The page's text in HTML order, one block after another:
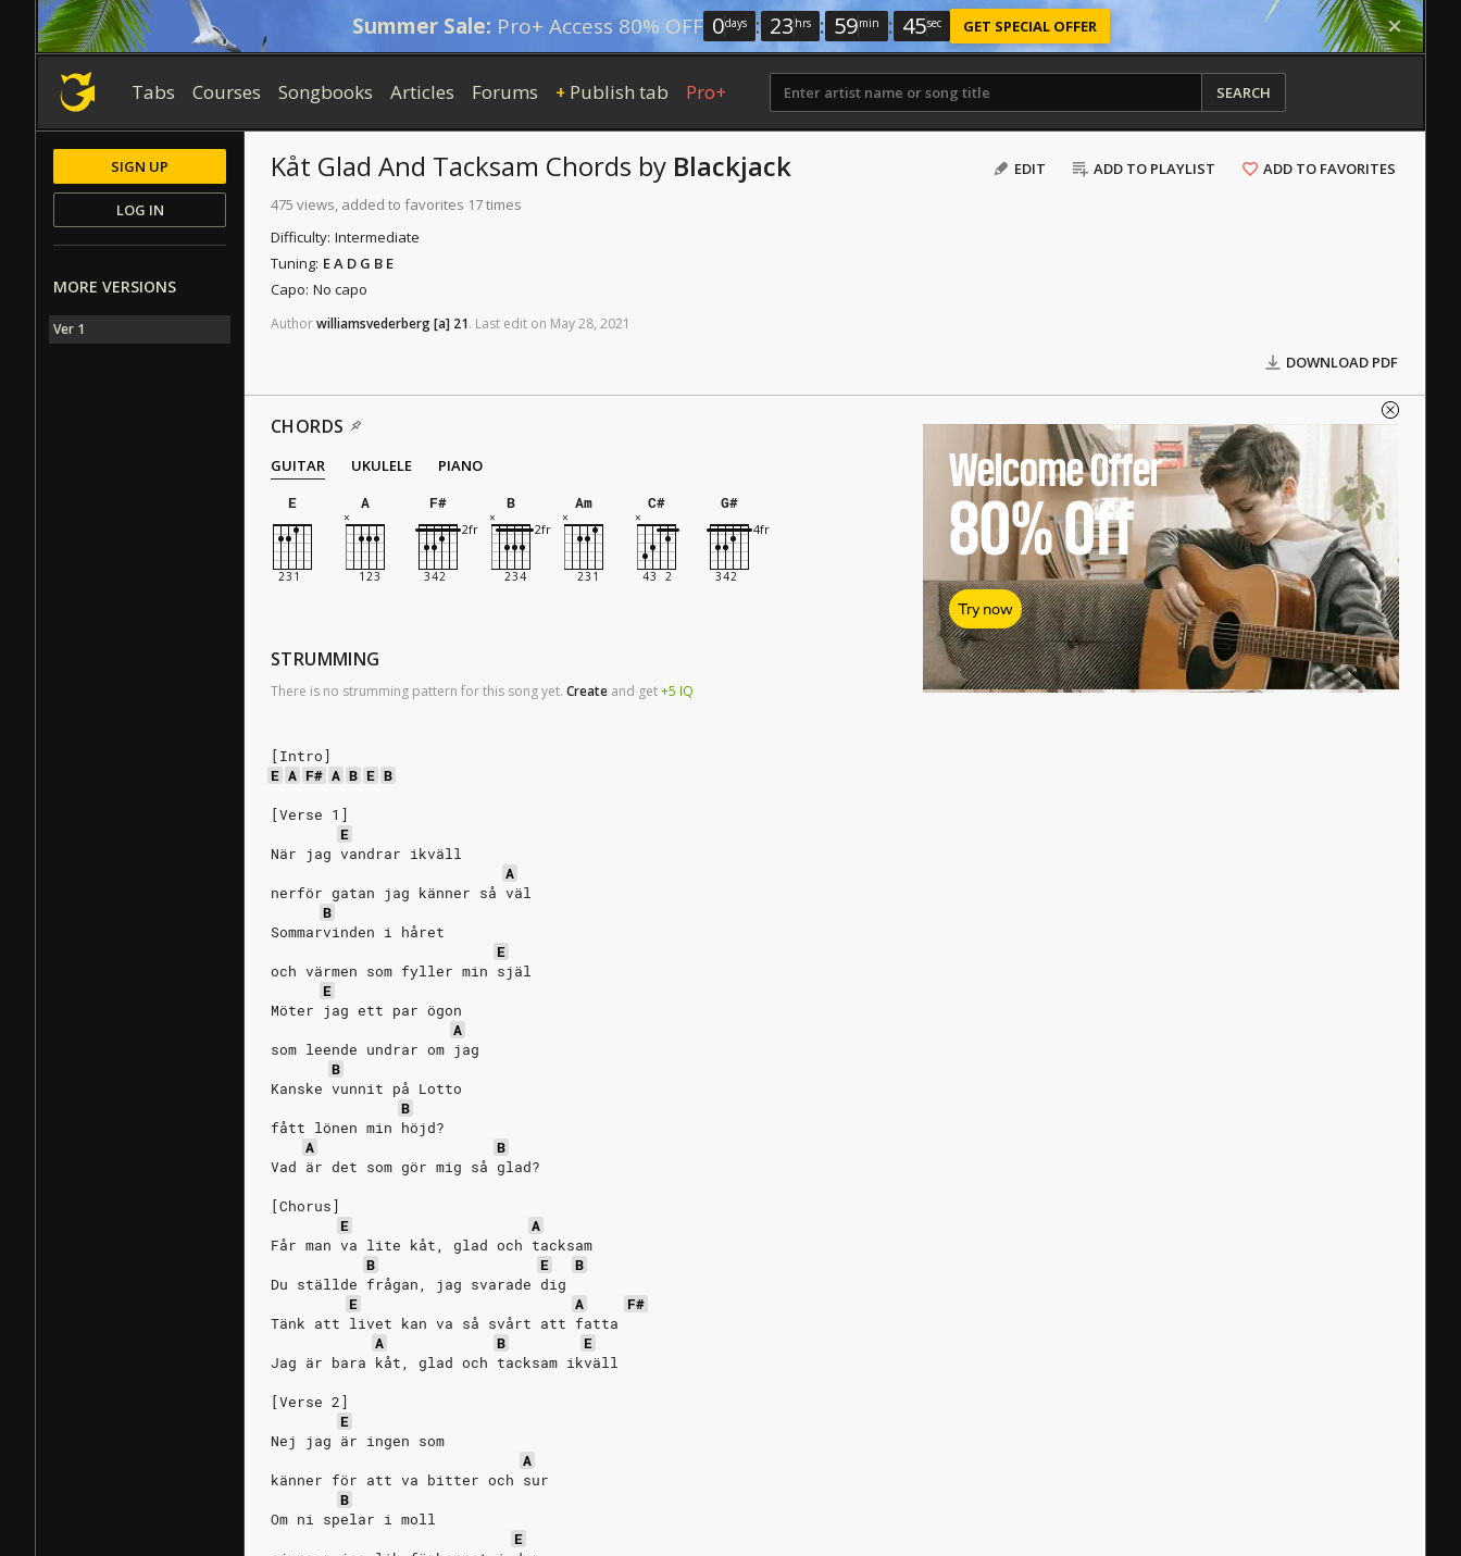
Summer Sale: Pro+ Access 80% OFF 0days : 23 hrs : 59min : 44sec GET SPECIAL OFFER
Tabs Courses Songbooks Articles Forums + Publish tab Pro+ SEARCH
EDIT ADD TO PLAYLIST ADD TO FAVORITES
Kåt Glad And Tacksam Chords by Blackjack
475 views, added to favorites 17 times
Difficulty: Intermediate
Tuning: E A D G B E
Capo: No capo
Authorwilliamsvederberg[a] 21. Last edit on May28, 2021
DOWNLOAD PDF
CHORDS
GUITAR UKULELE
PIANO
E
A F# B Am C# G#
STRUMMING
There is no strumming pattern for this song yet. Create and get+5 IQ
[Intro]
E A F# A B E B
[Verse 1]
E
När jag vandrar ikväll
A
nerför gatan jag känner så väl
B
Sommarvinden i håret
E
och värmen som fyller min själ
E
Möter jag ett par ögon
A
som leende undrar om jag
B
Kanske vunnit på Lotto
B
fått lönen min höjd?
A
B
Vad är det som gör mig så glad?
[Chorus]
E
A
Får man va lite kåt, glad och tacksam
B
E
B
Du ställde frågan, jag svarade dig
E
A
F#
Tänk att livet kan va så svårt att fatta
A
B
E
Jag är bara kåt, glad och tacksam ikväll
[Verse 2]
E
Nej jag är ingen som
A
känner för att va bitter och sur
B
Om ni spelar i moll
E
Welcome Offer
80%Off
Try now
SIGN UP
LOG IN
MORE VERSIONS
Ver 1